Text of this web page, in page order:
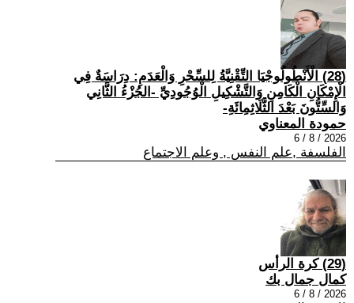
(28) الْأَنْطُولُوجْيَا التِّقْنِيَّةُ لِلسِّحْرِ وَالْعَدَمِ: دِرَاسَةٌ فِي
الْإِمْكَانِ الْكَامِنِ وَالتَّشْكِيلِ الْوُجُودِيِّ -الجُزْءُ الثَّانِي
وَالسِّتُّونَ بَعْدَ الثَّلَاثِمِائَةِ-
حمودة المعناوي
2026 / 8 / 6
الفلسفة ,علم النفس , وعلم الاجتماع
(29) كرة الرأس
كمال جمال بك
2026 / 8 / 6